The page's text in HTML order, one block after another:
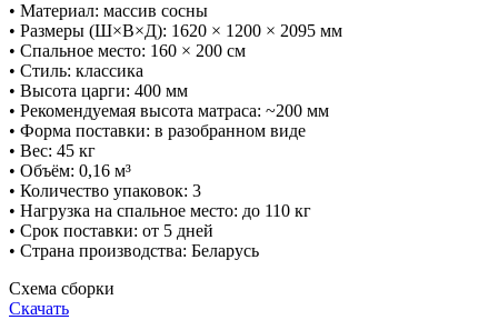
• Материал: массив сосны
• Размеры (Ш×В×Д): 1620 × 1200 × 2095 мм
• Спальное место: 160 × 200 см
• Стиль: классика
• Высота царги: 400 мм
• Рекомендуемая высота матраса: ~200 мм
• Форма поставки: в разобранном виде
• Вес: 45 кг
• Объём: 0,16 м³
• Количество упаковок: 3
• Нагрузка на спальное место: до 110 кг
• Срок поставки: от 5 дней
• Страна производства: Беларусь
Схема сборки
Скачать